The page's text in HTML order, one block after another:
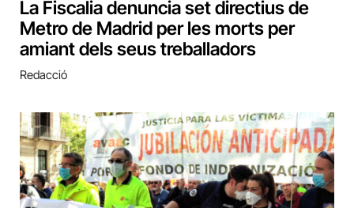
La Fiscalia denuncia set directius de
Metro de Madrid per les morts per
amiant dels seus treballadors
Redacció